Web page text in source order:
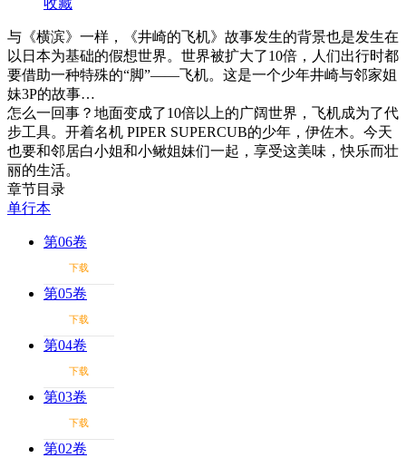
与《横滨》一样，《井崎的飞机》故事发生的背景也是发生在
以日本为基础的假想世界。世界被扩大了10倍，人们出行时都
要借助一种特殊的“脚”——飞机。这是一个少年井崎与邻家姐
妹3P的故事…
怎么一回事？地面变成了10倍以上的广阔世界，飞机成为了代
步工具。开着名机 PIPER SUPERCUB的少年，伊佐木。今天
也要和邻居白小姐和小鳅姐妹们一起，享受这美味，快乐而壮
丽的生活。
章节目录
单行本
第06卷
下载
第05卷
下载
第04卷
下载
第03卷
下载
第02卷